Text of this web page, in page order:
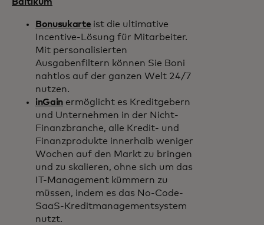
Bonusukarteist die ultimative
Incentive-Lösung für Mitarbeiter.
Mit personalisierten
Ausgabenfiltern können Sie Boni
nahtlos auf der ganzen Welt 24/7
nutzen.
inGain ermöglicht es Kreditgebern
und Unternehmen in der Nicht-
Finanzbranche, alle Kredit- und
Finanzprodukte innerhalb weniger
Wochen auf den Markt zu bringen
und zu skalieren, ohne sich um das
IT-Management kümmern zu
müssen, indem es das No-Code-
SaaS-Kreditmanagementsystem
nutzt.